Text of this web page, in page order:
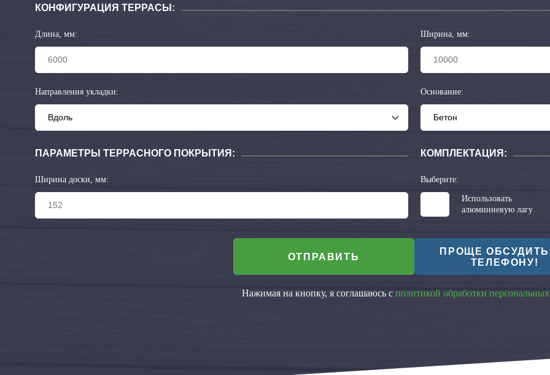
КОНФИГУРАЦИЯ ТЕРРАСЫ:
Длина, мм: Ширина, мм:
Направления укладки: Основание:
ПАРАМЕТРЫ ТЕРРАСНОГО ПОКРЫТИЯ:
Ширина доски, мм:
КОМПЛЕКТАЦИЯ:
Выберите:
Использовать
алюминиевую лагу
ОТПРАВИТЬ
ПРОЩЕ
ТЕЛЕФОНУ!
Нажимая на кнопку, я соглашаюсь с политикой обработки